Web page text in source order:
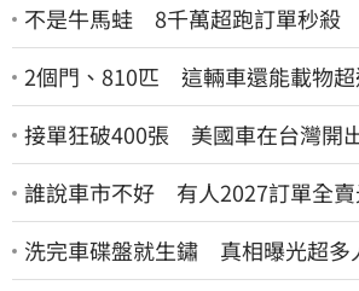
不是牛馬蛙 8千萬超跑訂單秒殺
2個門、810匹 這輛車還能載物
接單狂破400張 美國車在台灣開
誰說車市不好 有人2027訂單全賣
洗完車碟盤就生鏽 真相曝光超多